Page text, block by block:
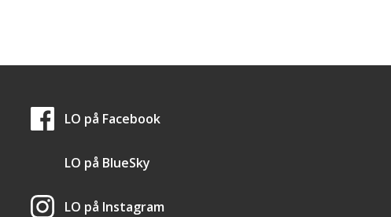
LO i sosiale medier
LO på Facebook
LO på BlueSky
LO på Instagram